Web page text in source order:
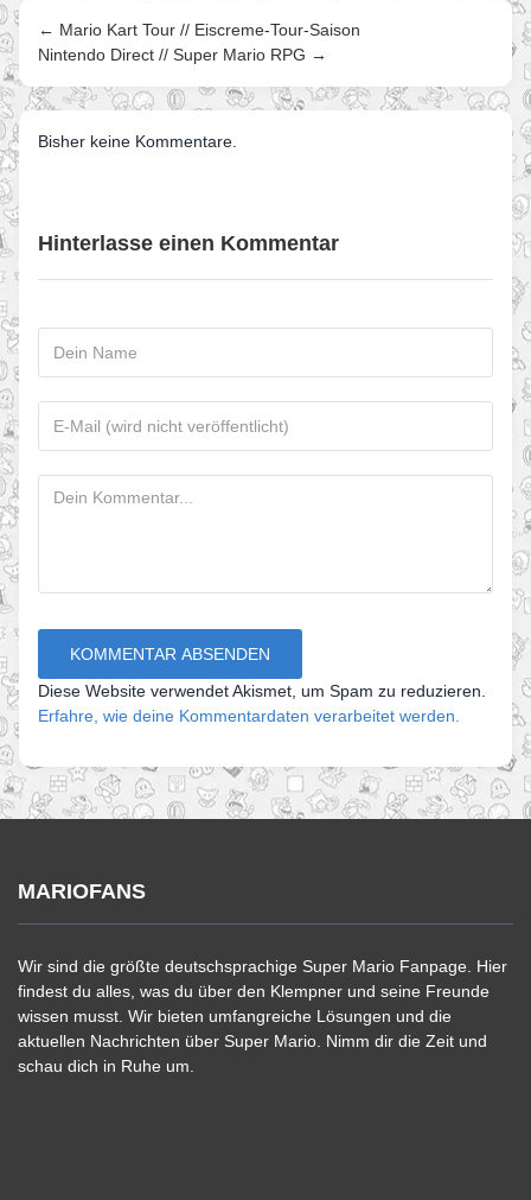
← Mario Kart Tour // Eiscreme-Tour-Saison
Nintendo Direct // Super Mario RPG →
Bisher keine Kommentare.
Hinterlasse einen Kommentar
Diese Website verwendet Akismet, um Spam zu reduzieren.
Erfahre, wie deine Kommentardaten verarbeitet werden.
MARIOFANS
Wir sind die größte deutschsprachige Super Mario Fanpage. Hier
findest du alles, was du über den Klempner und seine Freunde
wissen musst. Wir bieten umfangreiche Lösungen und die
aktuellen Nachrichten über Super Mario. Nimm dir die Zeit und
schau dich in Ruhe um.